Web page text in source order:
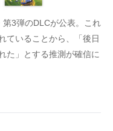
3弾のDLCが公表。これ
ていることから、「後日
た」とする推測が確信に